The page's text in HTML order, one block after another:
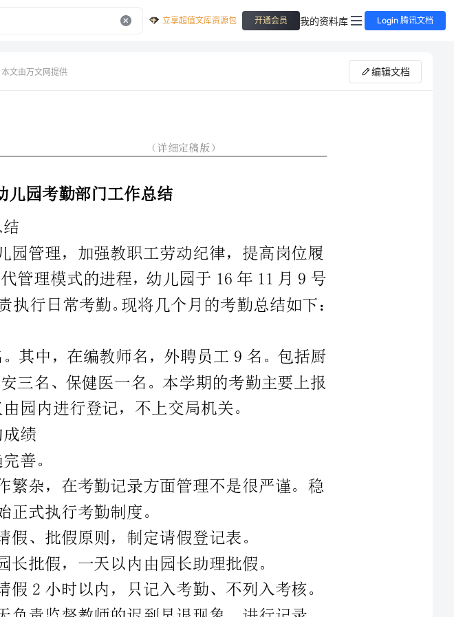
立享超值文库资源包 开通会员 我的资料库 Login 腾讯文档
本文由万文网提供 编辑文档
加以体现，年度绩效工资奖实行和年度考核相挂钩。这样一来，将考
勤成绩与员工个人收益直接挂钩，形成了有力的激励机制，引起员工
为进一步规范幼儿园管理，加强教职工劳动纪律，提高岗位履
幼儿园目前教职工名。其中，在编教师名，外聘员工9名。包括厨
师两名、保洁三名、保安三名、保健医一名。本学期的考勤主要上报
1、开园前期，因工作繁杂，在考勤记录方面管理不是很严谨。稳
定后，从11月7号开始正式执行考勤制度。
2、园领导班子商定请假、批假原则，制定请假登记表。
5、园务值班小组每天负责监督教师的迟到早退现象，进行记录。
（二）考勤与绩效挂钩，提高岗位履职效率。
根据教文体局以及人事局的有关规定：教师每月考勤在月考核奖中